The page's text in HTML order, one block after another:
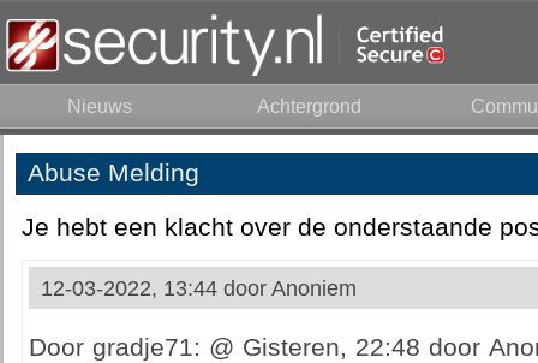
Nieuws Achtergrond
Abuse Melding
Je hebt een klacht over de onderstaande
12-03-2022, 13:44 door Anoniem
Door gradje71: @ Gisteren, 22:48 door